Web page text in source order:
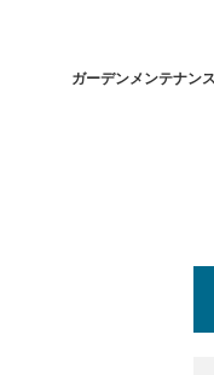
ガーデンメンテナン